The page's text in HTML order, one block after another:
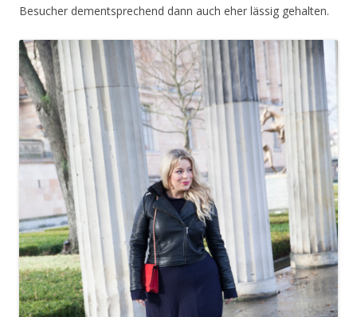
Besucher dementsprechend dann auch eher lässig gehalten.